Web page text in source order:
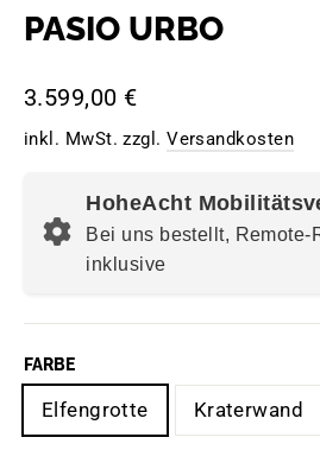
PASIO URBO
Normaler
Preis
3.599,00 €
inkl. MwSt. zzgl.Versandkosten
HoheAcht
Bei uns bestellt, Remote-
inklusive
FARBE
Elfengrotte Kraterwand